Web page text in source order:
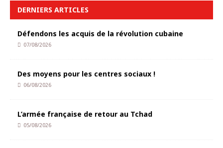
DERNIERS ARTICLES
Défendons les acquis de la révolution cubaine
07/08/2026
Des moyens pour les centres sociaux !
06/08/2026
L’armée française de retour au Tchad
05/08/2026